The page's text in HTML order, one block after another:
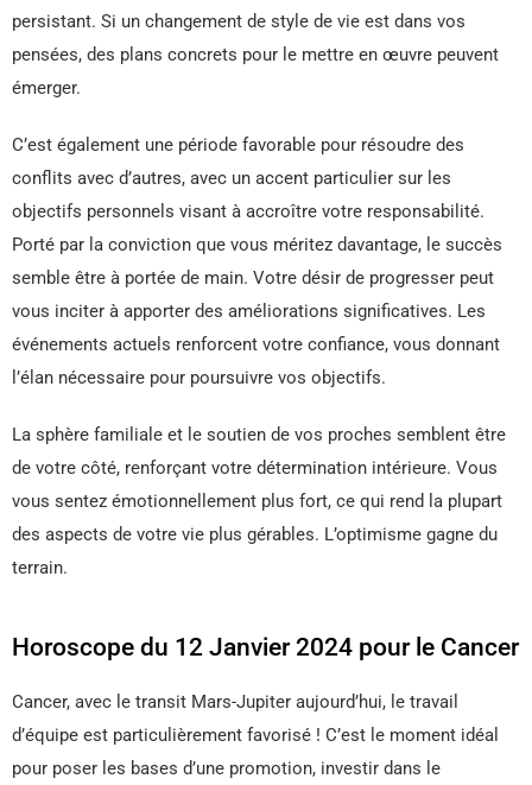
persistant. Si un changement de style de vie est dans vos
pensées, des plans concrets pour le mettre en œuvre peuvent
émerger.
C’est également une période favorable pour résoudre des
conflits avec d’autres, avec un accent particulier sur les
objectifs personnels visant à accroître votre responsabilité.
Porté par la conviction que vous méritez davantage, le succès
semble être à portée de main. Votre désir de progresser peut
vous inciter à apporter des améliorations significatives. Les
événements actuels renforcent votre confiance, vous donnant
l’élan nécessaire pour poursuivre vos objectifs.
La sphère familiale et le soutien de vos proches semblent être
de votre côté, renforçant votre détermination intérieure. Vous
vous sentez émotionnellement plus fort, ce qui rend la plupart
des aspects de votre vie plus gérables. L’optimisme gagne du
terrain.
Horoscope du 12 Janvier 2024 pour le Cancer
Cancer, avec le transit Mars-Jupiter aujourd’hui, le travail
d’équipe est particulièrement favorisé ! C’est le moment idéal
pour poser les bases d’une promotion, investir dans le